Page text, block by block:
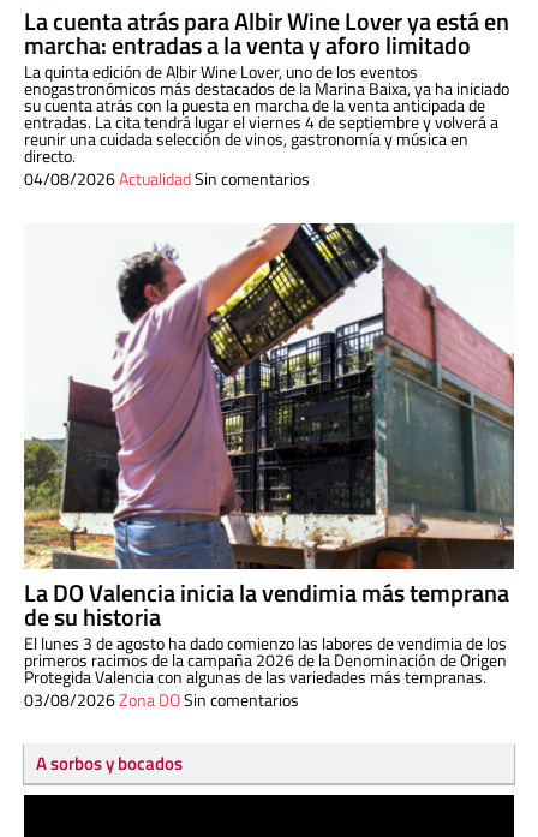
La cuenta atrás para Albir Wine Lover ya está en
marcha: entradas a la venta y aforo limitado
La quinta edición de Albir Wine Lover, uno de los eventos
enogastronómicos más destacados de la Marina Baixa, ya ha iniciado
su cuenta atrás con la puesta en marcha de la venta anticipada de
entradas. La cita tendrá lugar el viernes 4 de septiembre y volverá a
reunir una cuidada selección de vinos, gastronomía y música en
directo.
04/08/2026ActualidadSin comentarios
La DO Valencia inicia la vendimia más temprana
de su historia
El lunes 3 de agosto ha dado comienzo las labores de vendimia de los
primeros racimos de la campaña 2026 de la Denominación de Origen
Protegida Valencia con algunas de las variedades más tempranas.
03/08/2026Zona DOSin comentarios
A sorbos y bocados